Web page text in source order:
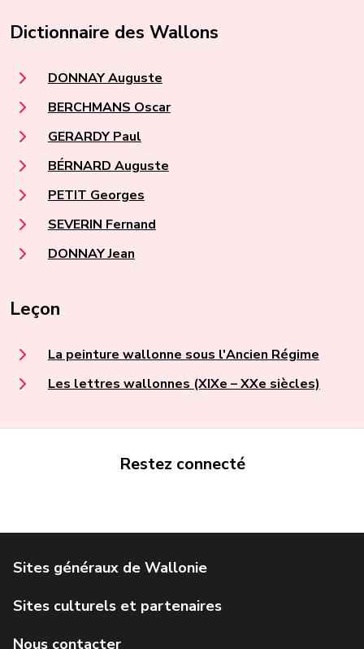
Dictionnaire des Wallons
DONNAY Auguste
BERCHMANS Oscar
GERARDY Paul
BÉRNARD Auguste
PETIT Georges
SEVERIN Fernand
DONNAY Jean
Leçon
La peinture wallonne sous l'Ancien Régime
Les lettres wallonnes (XIXe – XXe siècles)
Restez connecté
Service public de Wallonie